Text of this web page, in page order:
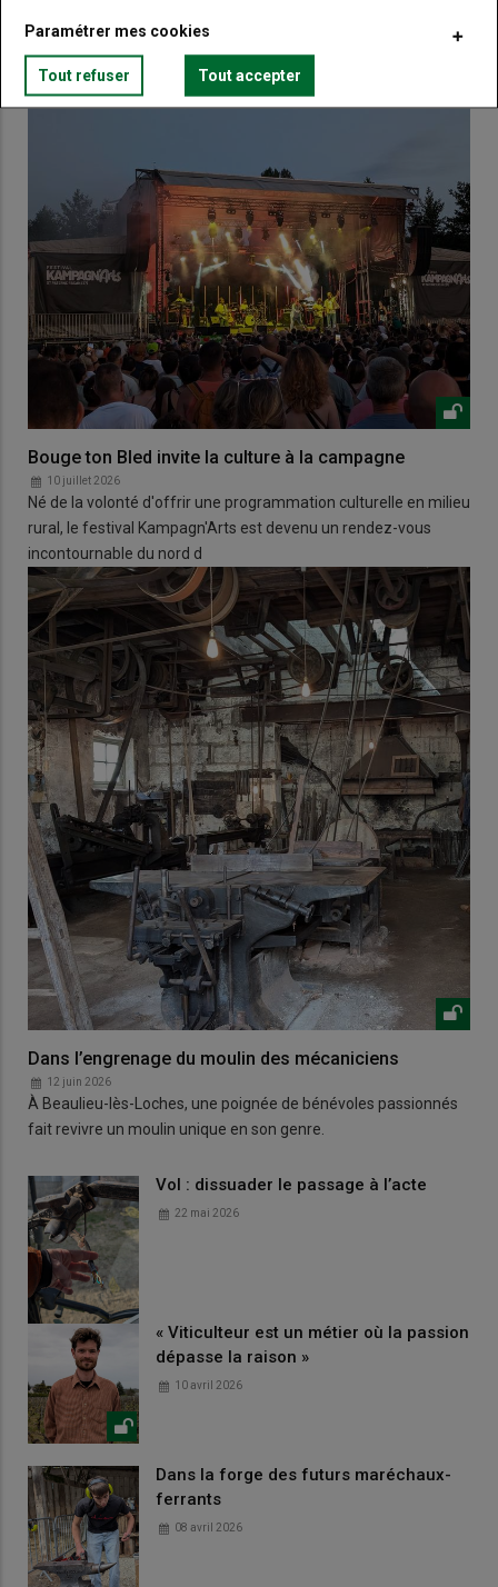
VOUS AIMEREZ AUSSI
Bouge ton Bled invite la culture à la campagne
10 juillet 2026
Né de la volonté d'offrir une programmation culturelle en milieu
rural, le festival Kampagn'Arts est devenu un rendez-vous
incontournable du nord d
Dans l’engrenage du moulin des mécaniciens
12 juin 2026
À Beaulieu-lès-Loches, une poignée de bénévoles passionnés
fait revivre un moulin unique en son genre.
Vol : dissuader le passage à l’acte
22 mai 2026
« Viticulteur est un métier où la passion
dépasse la raison »
10 avril 2026
Dans la forge des futurs maréchaux-
ferrants
08 avril 2026
Paramétrer mes cookies
Tout refuser Tout accepter